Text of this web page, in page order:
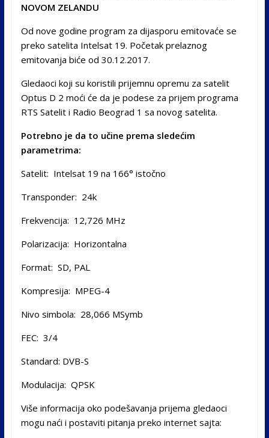
NOVOM ZELANDU
Od nove godine program za dijasporu emitovaće se
preko satelita Intelsat 19. Početak prelaznog
emitovanja biće od 30.12.2017.
Gledaoci koji su koristili prijemnu opremu za satelit
Optus D 2 moći će da je podese za prijem programa
RTS Satelit i Radio Beograd 1 sa novog satelita.
Potrebno je da to učine prema sledećim
parametrima:
Satelit: Intelsat 19 na 166° istočno
Transponder: 24k
Frekvencija: 12,726 MHz
Polarizacija: Horizontalna
Format: SD, PAL
Kompresija: MPEG-4
Nivo simbola: 28,066 MSymb
FEC: 3/4
Standard: DVB-S
Modulacija: QPSK
Više informacija oko podešavanja prijema gledaoci
mogu naći i postaviti pitanja preko internet sajta: